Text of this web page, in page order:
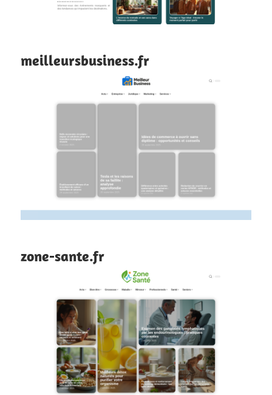
meilleursbusiness.fr
zone-sante.fr